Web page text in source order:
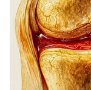
ఫ్రిజ్ లో ఖాళీ
ఎక్కువ మంది..
పెట్టేస్తూ
ప్రసురించదు.